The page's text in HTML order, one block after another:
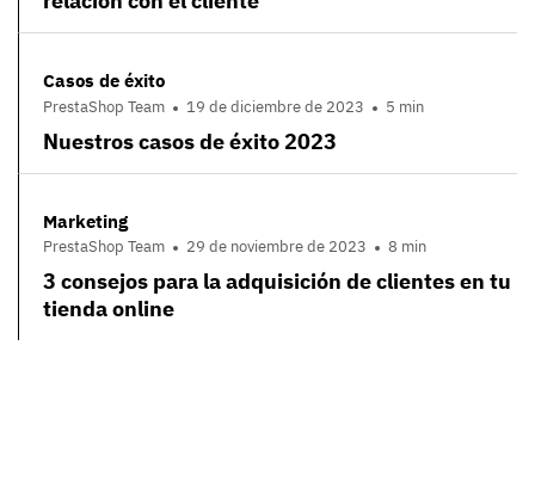
Casos de éxito
PrestaShop Team 19 de diciembre de 2023 5 min
Nuestros casos de éxito 2023
Marketing
PrestaShop Team 29 de noviembre de 2023 8 min
3 consejos para la adquisición de clientes en tu
tienda online